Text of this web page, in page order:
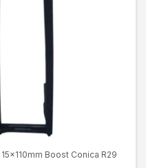
Boost Conica R29